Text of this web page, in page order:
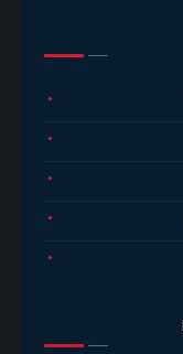
●
●
●
●
●